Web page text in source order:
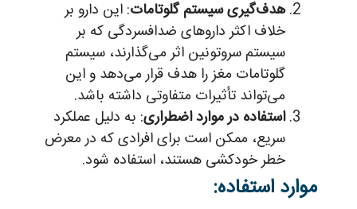
هدف‌گیری سیستم گلوتامات: این دارو بر
خلاف اکثر داروهای ضدافسردگی که بر
سیستم سروتونین اثر می‌گذارند، سیستم
گلوتامات مغز را هدف قرار می‌دهد و این
می‌تواند تأثیرات متفاوتی داشته باشد.
استفاده در موارد اضطراری: به دلیل عملکرد
سریع، ممکن است برای افرادی که در معرض
خطر خودکشی هستند، استفاده شود.
موارد استفاده: